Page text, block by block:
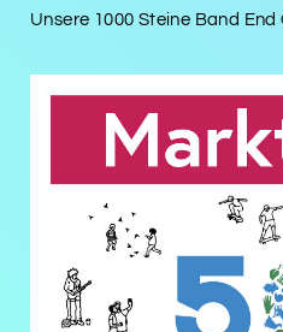
Unsere 1000 Steine Band End